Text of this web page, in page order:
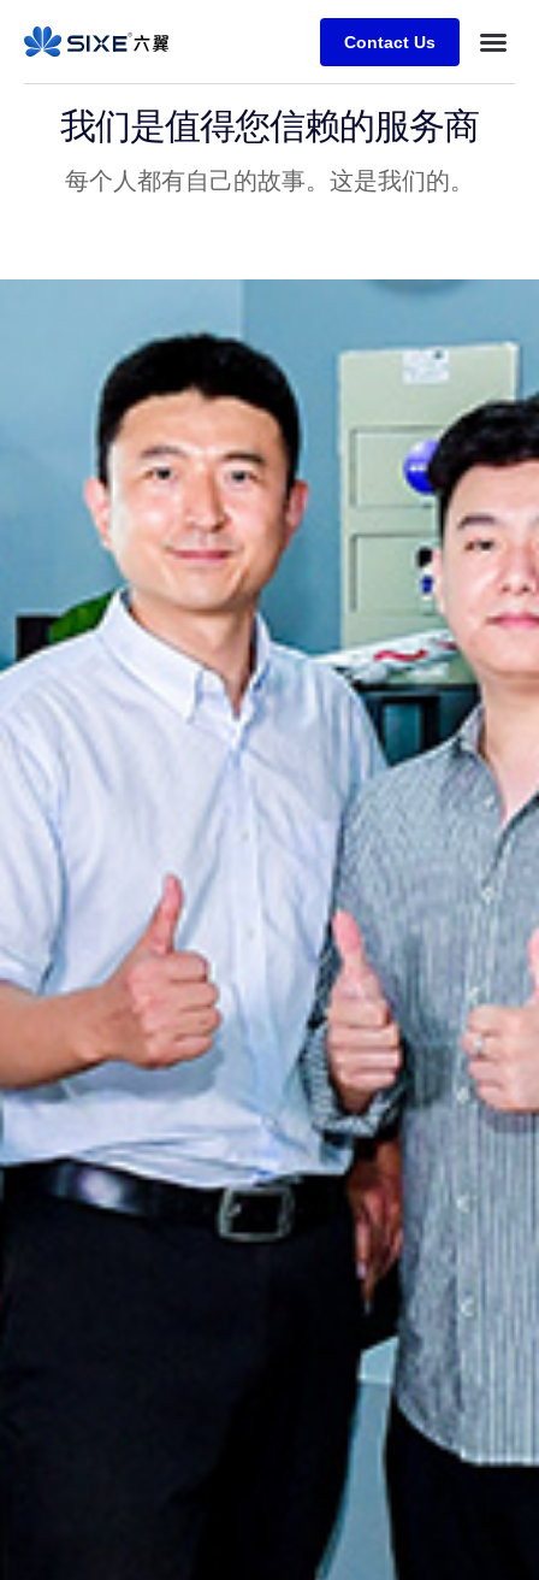
Contact Us
我们是值得您信赖的服务商
每个人都有自己的故事。这是我们的。